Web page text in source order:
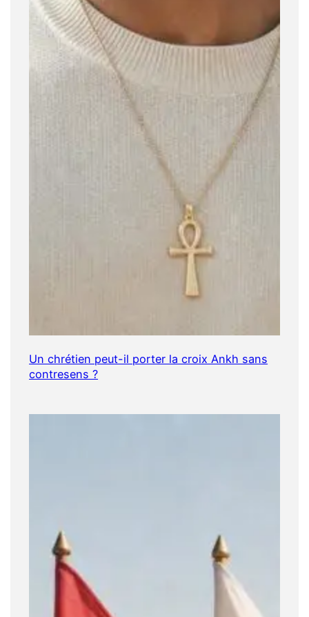
Un chrétien peut-il porter la croix Ankh sans
contresens ?